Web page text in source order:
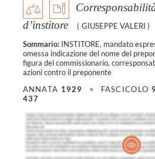
d’institore
( GIUSEPPE VALERI )
Sommario:INSTITORE, mandato
omessa indicazione del nome del
figura del commissionario,
azioni contro il preponente
ANNATA 1929 • FASCICOLO
437